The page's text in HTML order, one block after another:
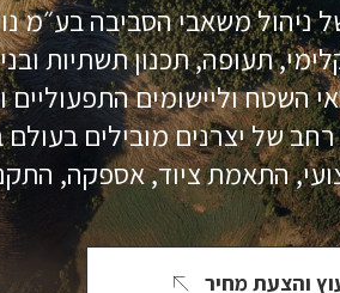
ניהול משאבי הסביבה בע״מ
תעופה, תכנון תשתיות
השטח וליישומים התפעוליים
של יצרנים מובילים
התאמת ציוד, אספקה,
והצעת מחיר